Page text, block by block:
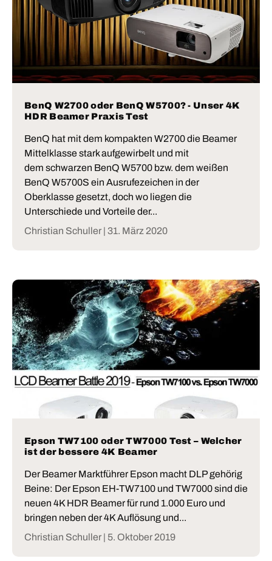
BenQ W2700 oder BenQ W5700? - Unser 4K
HDR Beamer Praxis Test
BenQ hat mit dem kompakten W2700 die Beamer
Mittelklasse stark aufgewirbelt und mit
dem schwarzen BenQ W5700 bzw. dem weißen
BenQ W5700S ein Ausrufezeichen in der
Oberklasse gesetzt, doch wo liegen die
Unterschiede und Vorteile der...
Christian Schuller | 31. März 2020
Epson TW7100 oder TW7000 Test – Welcher
ist der bessere 4K Beamer
Der Beamer Marktführer Epson macht DLP gehörig
Beine: Der Epson EH-TW7100 und TW7000 sind die
neuen 4K HDR Beamer für rund 1.000 Euro und
bringen neben der 4K Auflösung und...
Christian Schuller | 5. Oktober 2019